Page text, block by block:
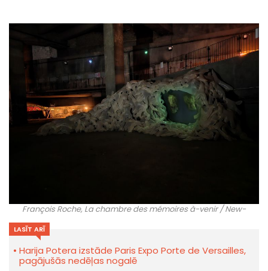
François Roche, La chambre des mémoires à-venir / New-
LASĪT ARĪ
Harija Potera izstāde Paris Expo Porte de Versailles,
pagājušās nedēļas nogalē